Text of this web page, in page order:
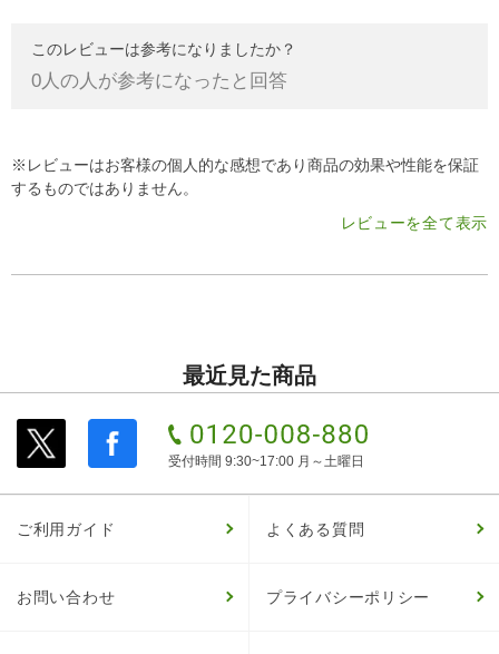
このレビューは参考になりましたか？
0人の人が参考になったと回答
※レビューはお客様の個人的な感想であり商品の効果や性能を保証
するものではありません。
レビューを全て表示
最近見た商品
受付時間 9:30~17:00 月～土曜日
ご利用ガイド よくある質問
お問い合わせ プライバシーポリシー